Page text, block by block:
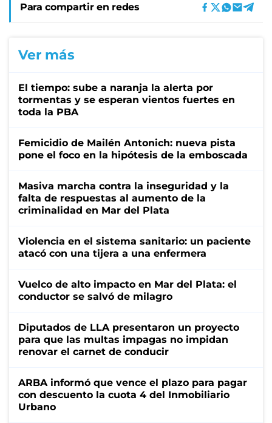
Para compartir en redes
Ver más
El tiempo: sube a naranja la alerta por
tormentas y se esperan vientos fuertes en
toda la PBA
Femicidio de Mailén Antonich: nueva pista
pone el foco en la hipótesis de la emboscada
Masiva marcha contra la inseguridad y la
falta de respuestas al aumento de la
criminalidad en Mar del Plata
Violencia en el sistema sanitario: un paciente
atacó con una tijera a una enfermera
Vuelco de alto impacto en Mar del Plata: el
conductor se salvó de milagro
Diputados de LLA presentaron un proyecto
para que las multas impagas no impidan
renovar el carnet de conducir
ARBA informó que vence el plazo para pagar
con descuento la cuota 4 del Inmobiliario
Urbano